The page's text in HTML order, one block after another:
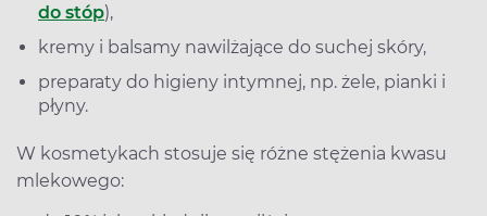
do stóp),
kremy i balsamy nawilżające do suchej skóry,
preparaty do higieny intymnej, np. żele, pianki i
płyny.
W kosmetykach stosuje się różne stężenia kwasu
mlekowego: